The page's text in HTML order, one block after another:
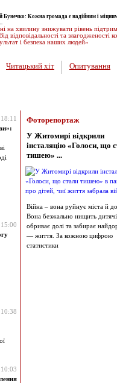
Бунечко: Кожна громада є надійним і
на хвилину знижувати рівень
відповідальності та злагодженості
і безпека наших людей»
Читацький хіт Опитування
18:11
Фоторепортаж
У Житомирі відкрили
інсталяцію «Голоси, що
тишею» ...
Війна – вона руйнує міста й
Вона безжально нищить дитячі
обриває долі та забирає
— життя. За кожною цифрою
статистики
15:00
10:38
10:03